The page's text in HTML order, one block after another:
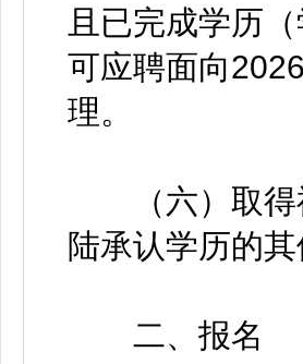
且已完成学历
可应聘面向
理。
（六）取得
陆承认学历的
二、报名